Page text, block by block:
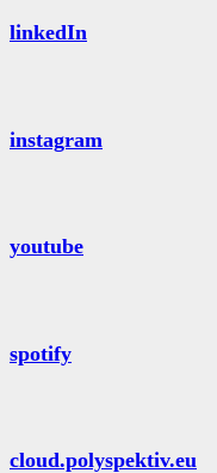
linkedIn
instagram
youtube
spotify
cloud.polyspektiv.eu